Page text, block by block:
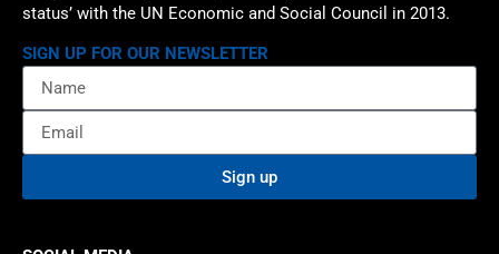
status’ with the UN Economic and Social Council in 2013.
SIGN UP FOR OUR NEWSLETTER
Sign up